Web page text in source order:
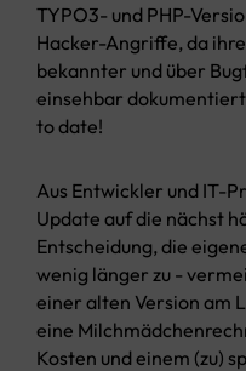
TYPO3- und PHP-
Hacker-Angriffe, da
bekannter und über
einsehbar
to date!
Aus Entwickler und IT-
Update auf die nächst
Entscheidung, die
wenig länger zu -
einer alten Version am
eine
Kosten und einem (zu)